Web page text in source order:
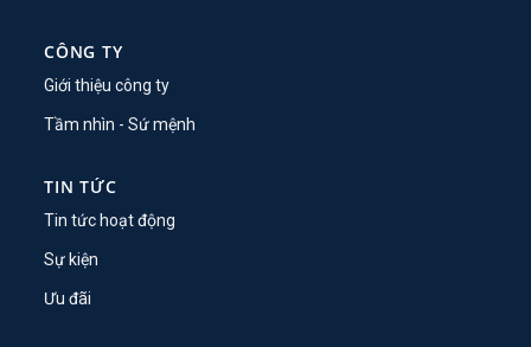
CÔNG TY
Giới thiệu công ty
Tầm nhìn - Sứ mệnh
TIN TỨC
Tin tức hoạt động
Sự kiện
Ưu đãi